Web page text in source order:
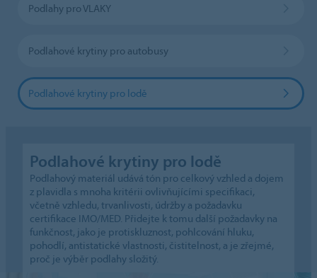
Podlahy pro VLAKY
Podlahové krytiny pro autobusy
Podlahové krytiny pro lodě
Podlahové krytiny pro lodě
Podlahový materiál udává tón pro celkový vzhled a dojem
z plavidla s mnoha kritérii ovlivňujícími specifikaci,
včetně vzhledu, trvanlivosti, údržby a požadavku
certifikace IMO/MED. Přidejte k tomu další požadavky na
funkčnost, jako je protiskluznost, pohlcování hluku,
pohodlí, antistatické vlastnosti, čistitelnost, a je zřejmé,
proč je výběr podlahy složitý.